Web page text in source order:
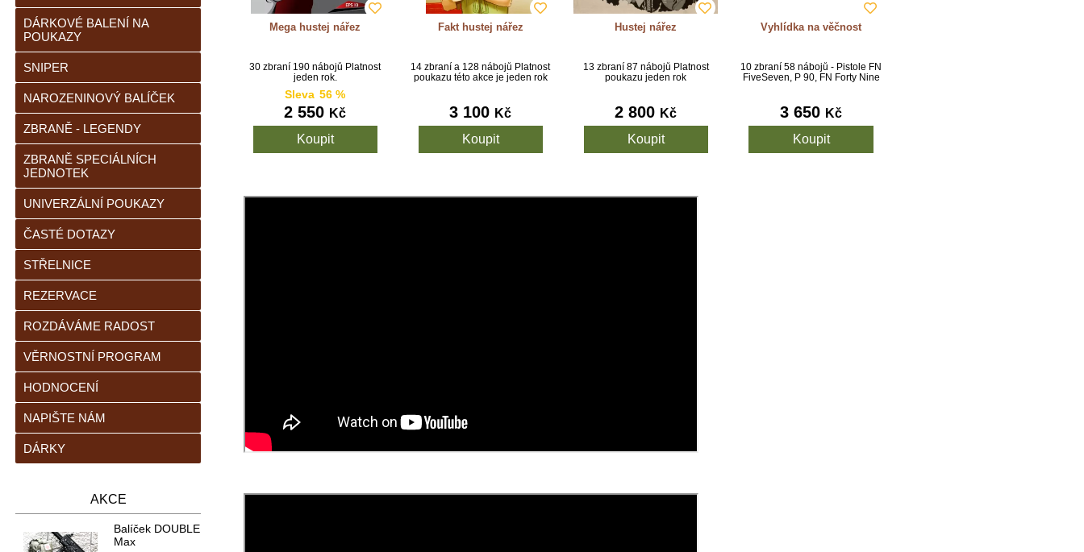
Mega hustej nářez
30 zbraní 190 nábojů Platnost
jeden rok.
2 550 Kč
Sleva 56 %
Fakt hustej nářez
14 zbraní a 128 nábojů Platnost
poukazu této akce je jeden rok
3 100 Kč
Hustej nářez
13 zbraní 87 nábojů Platnost
poukazu jeden rok
2 800 Kč
Vyhlídka na věčnost
10 zbraní 58 nábojů - Pistole FN
FiveSeven, P 90, FN Forty Nine
3 650 Kč
DÁRKOVÉ BALENÍ NA
POUKAZY
SNIPER
NAROZENINOVÝ BALÍČEK
ZBRANĚ - LEGENDY
ZBRANĚ SPECIÁLNÍCH
JEDNOTEK
UNIVERZÁLNÍ POUKAZY
ČASTÉ DOTAZY
STŘELNICE
REZERVACE
ROZDÁVÁME RADOST
VĚRNOSTNÍ PROGRAM
HODNOCENÍ
NAPIŠTE NÁM
DÁRKY
AKCE
Balíček DOUBLE
Max